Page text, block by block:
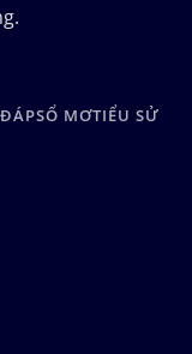
SỔ MƠTIỂU SỬ